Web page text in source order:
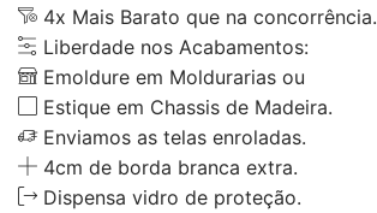
4x Mais Barato que na concorrência.
Liberdade nos Acabamentos:
Emoldure em Moldurarias ou
Estique em Chassis de Madeira.
Enviamos as telas enroladas.
4cm de borda branca extra.
Dispensa vidro de proteção.